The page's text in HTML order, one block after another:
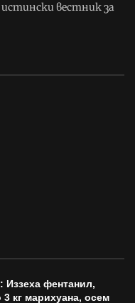
вестник за
Иззеха фентанил,
3 кг марихуана, осем